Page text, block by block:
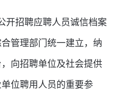
开招聘应聘人员诚信档案
管理部门统一建立，纳
向招聘单位及社会提供
位聘用人员的重要参